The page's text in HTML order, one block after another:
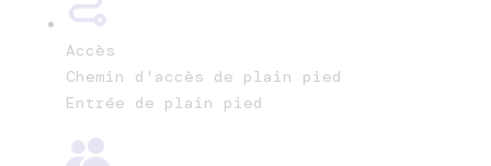
Accès
Chemin d'accès de plain pied
Entrée de plain pied